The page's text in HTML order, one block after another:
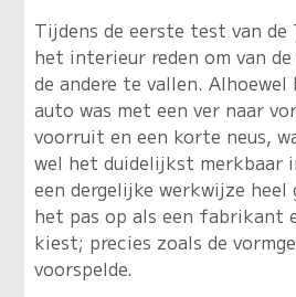
Tijdens de eerste test van de
het interieur reden om van
de andere te vallen.
auto was met een ver naar
voorruit en een korte neus,
wel het duidelijkst merkbaar
een dergelijke werkwijze
het pas op als een fabrikant
kiest; precies zoals de
voorspelde.